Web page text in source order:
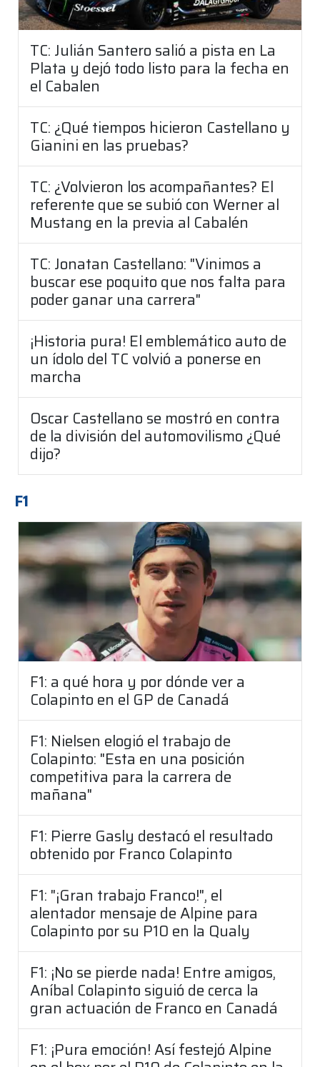
TC: Julián Santero salió a pista en La
Plata y dejó todo listo para la fecha en
el Cabalen
TC: ¿Qué tiempos hicieron Castellano y
Gianini en las pruebas?
TC: ¿Volvieron los acompañantes? El
referente que se subió con Werner al
Mustang en la previa al Cabalén
TC: Jonatan Castellano: "Vinimos a
buscar ese poquito que nos falta para
poder ganar una carrera"
¡Historia pura! El emblemático auto de
un ídolo del TC volvió a ponerse en
marcha
Oscar Castellano se mostró en contra
de la división del automovilismo ¿Qué
dijo?
F1
F1: a qué hora y por dónde ver a
Colapinto en el GP de Canadá
F1: Nielsen elogió el trabajo de
Colapinto: "Esta en una posición
competitiva para la carrera de
mañana"
F1: Pierre Gasly destacó el resultado
obtenido por Franco Colapinto
F1: "¡Gran trabajo Franco!", el
alentador mensaje de Alpine para
Colapinto por su P10 en la Qualy
F1: ¡No se pierde nada! Entre amigos,
Aníbal Colapinto siguió de cerca la
gran actuación de Franco en Canadá
F1: ¡Pura emoción! Así festejó Alpine